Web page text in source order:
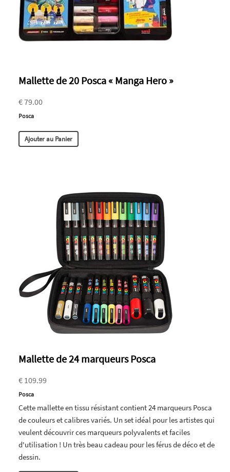
Mallette de 20 Posca « Manga Hero »
€ 79.00
Posca
Ajouter au Panier
Mallette de 24 marqueurs Posca
€ 109.99
Posca
Cette mallette en tissu résistant contient 24 marqueurs Posca
de couleurs et calibres variés. Un set idéal pour les artistes qui
veulent découvrir ces marqueurs polyvalents et faciles
d'utilisation ! Un très beau cadeau pour les férus de déco et de
dessin.